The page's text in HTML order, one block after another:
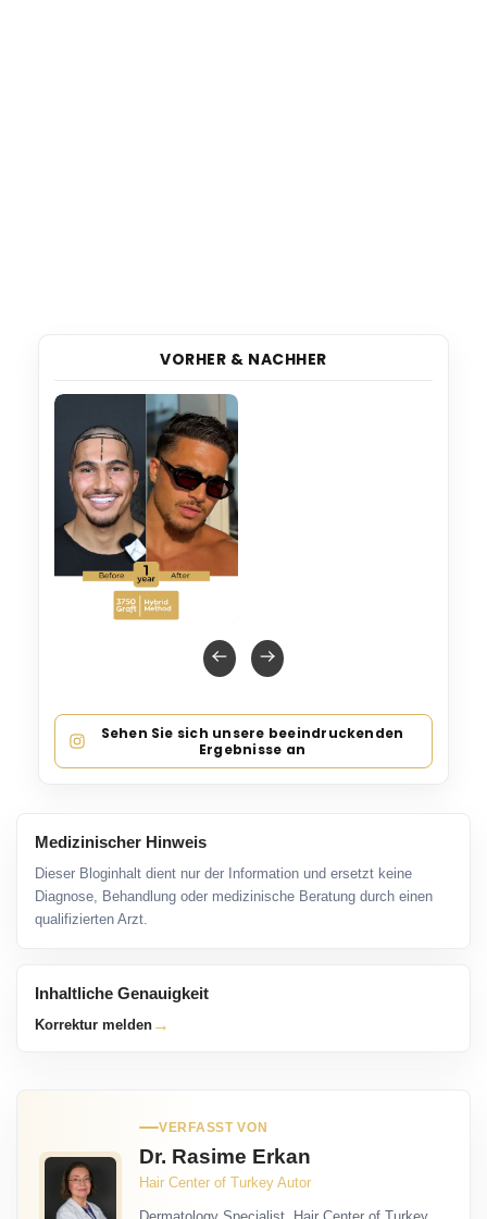
VORHER & NACHHER
Sehen Sie sich unsere beeindruckenden
Ergebnisse an
Medizinischer Hinweis
Dieser Bloginhalt dient nur der Information und ersetzt keine
Diagnose, Behandlung oder medizinische Beratung durch einen
qualifizierten Arzt.
Inhaltliche Genauigkeit
Korrektur melden →
VERFASST VON
Dr. Rasime Erkan
Hair Center of Turkey Autor